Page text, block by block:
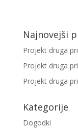
Najnovejši
Projekt druga
Projekt druga
Projekt druga
Kategorije
Dogodki